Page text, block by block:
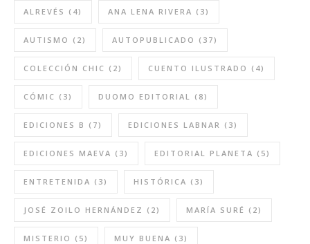
ALREVÉS (4) ANA LENA RIVERA (3)
AUTISMO (2) AUTOPUBLICADO (37)
COLECCIÓN CHIC (2) CUENTO ILUSTRADO (4)
CÓMIC (3) DUOMO EDITORIAL (8)
EDICIONES B (7) EDICIONES LABNAR (3)
EDICIONES MAEVA (3) EDITORIAL PLANETA (5)
ENTRETENIDA (3) HISTÓRICA (3)
JOSÉ ZOILO HERNÁNDEZ (2) MARÍA SURÉ (2)
MISTERIO (5) MUY BUENA (3)